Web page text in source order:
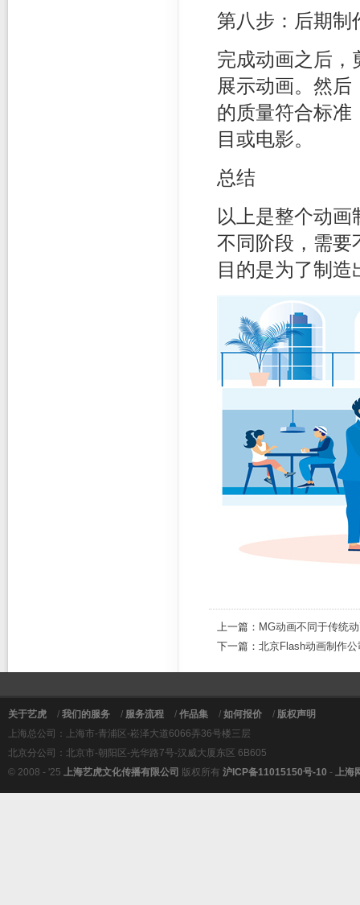
第八步：后期制
完成动画之后，
展示动画。然
的质量符合标准
目或电影。
总结
以上是整个动
不同阶段，需要
目的是为了制
上一篇： MG动画不同于传统
下一篇： 北京Flash动画制作
关于艺虎 / 我们的服务 / 服务流程 / 作品集 / 如何报价 / 版权声明
上海总公司：上海市-青浦区-崧泽大道6066弄36号楼三层
北京分公司：北京市-朝阳区-光华路7号-汉威大厦东区 6B605
© 2008 - '25 上海艺虎文化传播有限公司 版权所有 沪ICP备11015150号-10 - 上海